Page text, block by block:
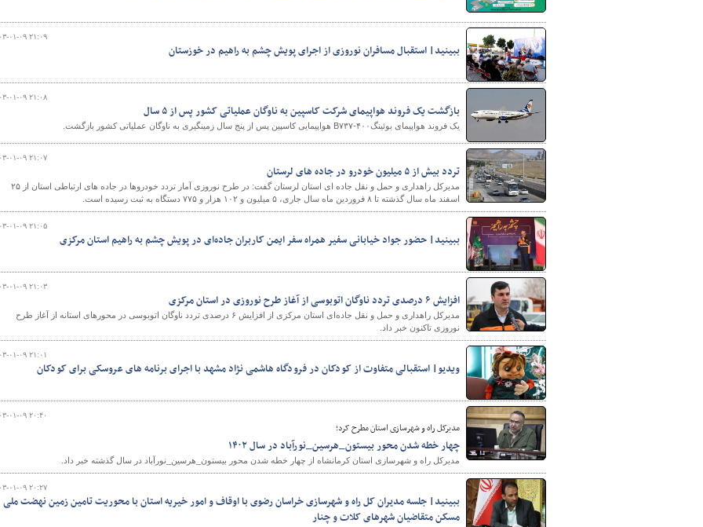
شهرسازی
۱۴۰۳-۰۱-۰۹
ببینید| استقبال مسافران نوروزی از اجرای پویش چشم به راهیم در خوزستان
۱۴۰۳-۰۱-۰۹
بازگشت یک فروند هواپیمای شرکت کاسپین به ناوگان عملیاتی کشور پس از ۵ سال
یک فروند هواپیمای بوئینگB۷۳۷-۴۰۰ هواپیمایی کاسپین پس از پنج سال زمینگیری به ناوگان عملیاتی کشور بازگشت.
۱۴۰۳-۰۱-۰۹
تردد بیش از ۵ میلیون خودرو در جاده های لرستان
مدیرکل راهداری و حمل و نقل جاده ای استان لرستان گفت: در طرح نوروزی آمار تردد خودروها در جاده های ارتباطی استان از ۲۵
اسفند ماه سال گذشته تا ۸ فروردین ماه سال جاری، ۵ میلیون و ۱۰۲ هزار و ۷۷۵ دستگاه به ثبت رسیده است.
۱۴۰۳-۰۱-۰۹
ببینید| حضور جواد خیابانی سفیر همراه سفر ایمن کاربران جاده‌ای در پویش چشم به راهیم استان مرکزی
۱۴۰۳-۰۱-۰۹
افزایش ۶ درصدی تردد ناوگان اتوبوسی از آغاز طرح نوروزی در استان مرکزی
مدیرکل راهداری و حمل و نقل جاده‌ای استان مرکزی از افزایش ۶ درصدی تردد ناوگان اتوبوسی در محورهای استانه از آغاز طرح
نوروزی تاکنون خبر داد.
۱۴۰۳-۰۱-۰۹
ویدیو| استقبالی متفاوت از کودکان در فرودگاه هاشمی نژاد مشهد با اجرای برنامه های عروسکی برای کودکان
۱۴۰۳-۰۱-۰۹
مدیرکل راه و شهرسازی استان مطرح کرد؛
چهار خطه شدن محور بیستون_هرسین_نورآباد در سال ۱۴۰۲
مدیرکل راه و شهرسازی استان کرمانشاه از چهار خطه شدن محور بیستون_هرسین_نورآباد در سال گذشته خبر داد.
۱۴۰۳-۰۱-۰۹
ببینید| جلسه مدیران کل راه و شهرسازی خراسان رضوی با اوقاف و امور خیریه استان با محوریت تامین زمین نهضت ملی
مسکن متقاضیان شهرهای کلات و چنار